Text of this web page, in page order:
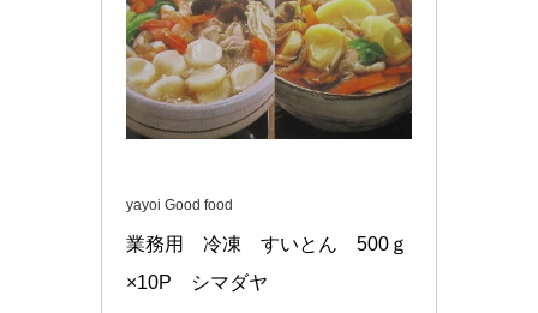
yayoi Good food
業務用　冷凍　すいとん　500ｇ
×10P　シマダヤ